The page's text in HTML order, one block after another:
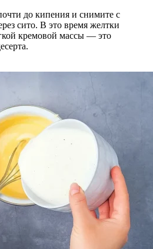
до кипения и снимите с
сито. В это время желтки
кремовой массы — это